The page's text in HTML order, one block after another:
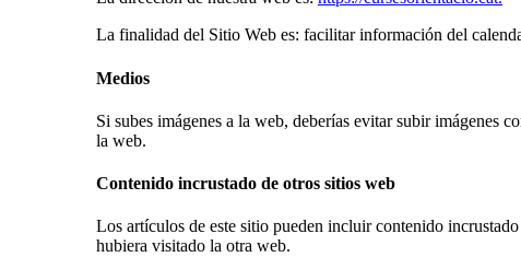
La finalidad del Sitio Web es: facilitar información del
Medios
Si subes imágenes a la web, deberías evitar subir imágenes
la web.
Contenido incrustado de otros sitios web
Los artículos de este sitio pueden incluir contenido
hubiera visitado la otra web.